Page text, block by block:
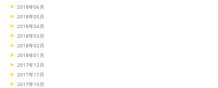
2018年06月
2018年05月
2018年04月
2018年03月
2018年02月
2018年01月
2017年12月
2017年11月
2017年10月